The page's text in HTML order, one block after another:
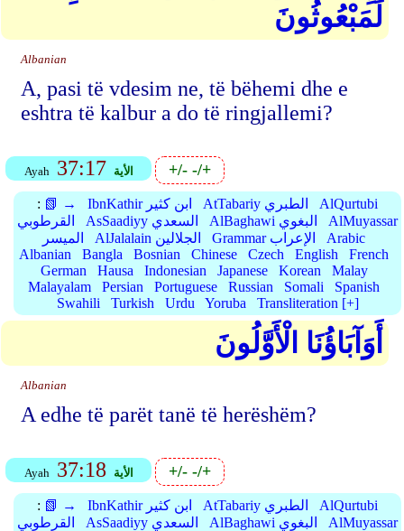
لَمَبْعُوثُونَ
Albanian
A, pasi të vdesim ne, të bëhemi dhe e
eshtra të kalbur a do të ringjallemi?
Ayah 37:17 الأية +/--/+
: 📗 → IbnKathir ابن كثير AtTabariy الطبري
AlQurtubi
القرطوبي
AsSaadiyy السعدي AlBaghawi البغوي
AlMuyassar
الميسر
AlJalalain الجلالين Grammar الإعراب
Arabic
Albanian
Bangla Bosnian Chinese Czech English
French
German
Hausa Indonesian Japanese Korean
Malay
Malayalam
Persian Portuguese Russian Somali
Spanish
Swahili
Turkish Urdu Yoruba Transliteration [+]
أَوَآبَاؤُنَا الْأَوَّلُونَ
Albanian
A edhe të parët tanë të herëshëm?
Ayah 37:18 الأية +/--/+
: 📗 → IbnKathir ابن كثير AtTabariy الطبري
AlQurtubi
القرطوبي
AsSaadiyy السعدي AlBaghawi البغوي
AlMuyassar